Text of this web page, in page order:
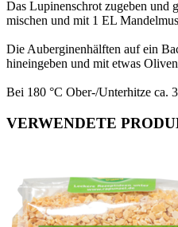
Das Lupinenschrot zugeben und
mischen und mit 1 EL
Die Auberginenhälften auf ein
hineingeben und mit etwas
Bei 180 °C Ober-/Unterhitze ca.
VERWENDETE